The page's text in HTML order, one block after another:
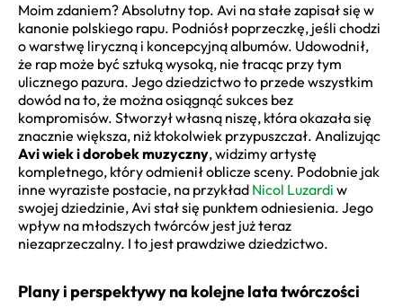
Moim zdaniem? Absolutny top. Avi na stałe zapisał się w
kanonie polskiego rapu. Podniósł poprzeczkę, jeśli chodzi
o warstwę liryczną i koncepcyjną albumów. Udowodnił,
że rap może być sztuką wysoką, nie tracąc przy tym
ulicznego pazura. Jego dziedzictwo to przede wszystkim
dowód na to, że można osiągnąć sukces bez
kompromisów. Stworzył własną niszę, która okazała się
znacznie większa, niż ktokolwiek przypuszczał. Analizując
Avi wiek i dorobek muzyczny, widzimy artystę
kompletnego, który odmienił oblicze sceny. Podobnie jak
inne wyraziste postacie, na przykład Nicol Luzardi w
swojej dziedzinie, Avi stał się punktem odniesienia. Jego
wpływ na młodszych twórców jest już teraz
niezaprzeczalny. I to jest prawdziwe dziedzictwo.
Plany i perspektywy na kolejne lata twórczości